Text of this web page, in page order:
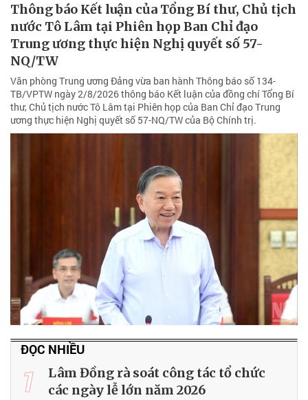
Thông báo Kết luận của Tổng Bí thư, Chủ tịch
nước Tô Lâm tại Phiên họp Ban Chỉ đạo
Trung ương thực hiện Nghị quyết số 57-
NQ/TW
Văn phòng Trung ương Đảng vừa ban hành Thông báo số 134-
TB/VPTW ngày 2/8/2026 thông báo Kết luận của đồng chí Tổng Bí
thư, Chủ tịch nước Tô Lâm tại Phiên họp của Ban Chỉ đạo Trung
ương thực hiện Nghị quyết số 57-NQ/TW của Bộ Chính trị.
ĐỌC NHIỀU
1
Lâm Đồng rà soát công tác tổ chức
các ngày lễ lớn năm 2026